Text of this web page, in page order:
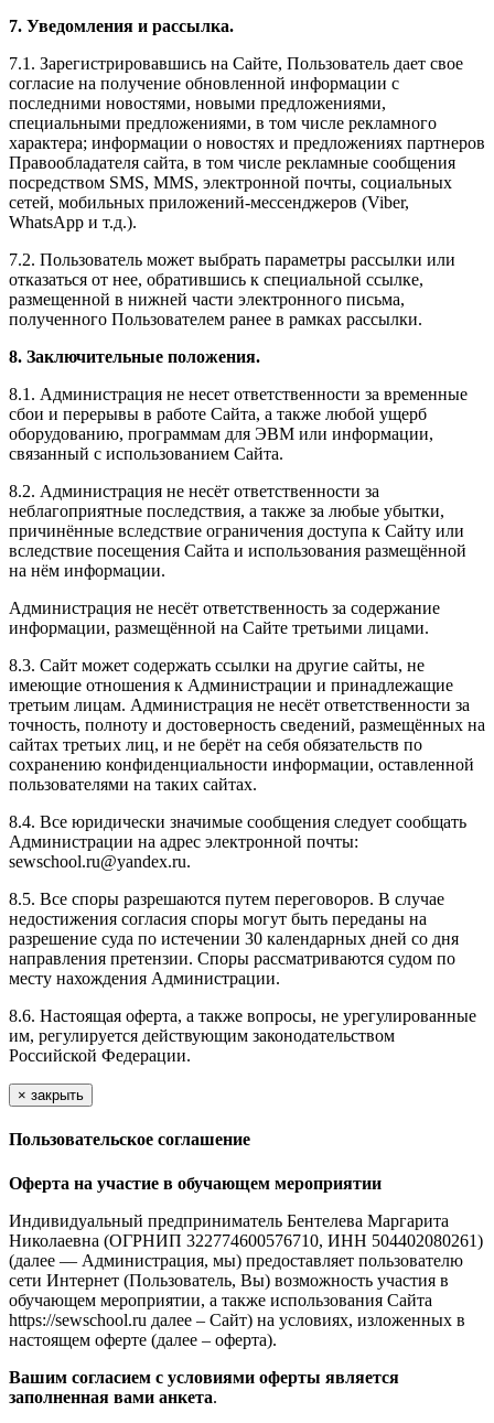
7. Уведомления и рассылка.
7.1. Зарегистрировавшись на Сайте, Пользователь дает свое
согласие на получение обновленной информации с
последними новостями, новыми предложениями,
специальными предложениями, в том числе рекламного
характера; информации о новостях и предложениях партнеров
Правообладателя сайта, в том числе рекламные сообщения
посредством SMS, MMS, электронной почты, социальных
сетей, мобильных приложений-мессенджеров (Viber,
WhatsApp и т.д.).
7.2. Пользователь может выбрать параметры рассылки или
отказаться от нее, обратившись к специальной ссылке,
размещенной в нижней части электронного письма,
полученного Пользователем ранее в рамках рассылки.
8. Заключительные положения.
8.1. Администрация не несет ответственности за временные
сбои и перерывы в работе Сайта, а также любой ущерб
оборудованию, программам для ЭВМ или информации,
связанный с использованием Сайта.
8.2. Администрация не несёт ответственности за
неблагоприятные последствия, а также за любые убытки,
причинённые вследствие ограничения доступа к Сайту или
вследствие посещения Сайта и использования размещённой
на нём информации.
Администрация не несёт ответственность за содержание
информации, размещённой на Сайте третьими лицами.
8.3. Сайт может содержать ссылки на другие сайты, не
имеющие отношения к Администрации и принадлежащие
третьим лицам. Администрация не несёт ответственности за
точность, полноту и достоверность сведений, размещённых на
сайтах третьих лиц, и не берёт на себя обязательств по
сохранению конфиденциальности информации, оставленной
пользователями на таких сайтах.
8.4. Все юридически значимые сообщения следует сообщать
Администрации на адрес электронной почты:
sewschool.ru@yandex.ru.
8.5. Все споры разрешаются путем переговоров. В случае
недостижения согласия споры могут быть переданы на
разрешение суда по истечении 30 календарных дней со дня
направления претензии. Споры рассматриваются судом по
месту нахождения Администрации.
8.6. Настоящая оферта, а также вопросы, не урегулированные
им, регулируется действующим законодательством
Российской Федерации.
× закрыть
Пользовательское соглашение
Оферта на участие в обучающем мероприятии
Индивидуальный предприниматель Бентелева Маргарита
Николаевна (ОГРНИП 322774600576710, ИНН 504402080261)
(далее — Администрация, мы) предоставляет пользователю
сети Интернет (Пользователь, Вы) возможность участия в
обучающем мероприятии, а также использования Сайта
https://sewschool.ru далее – Сайт) на условиях, изложенных в
настоящем оферте (далее – оферта).
Вашим согласием с условиями оферты является
заполненная вами анкета.